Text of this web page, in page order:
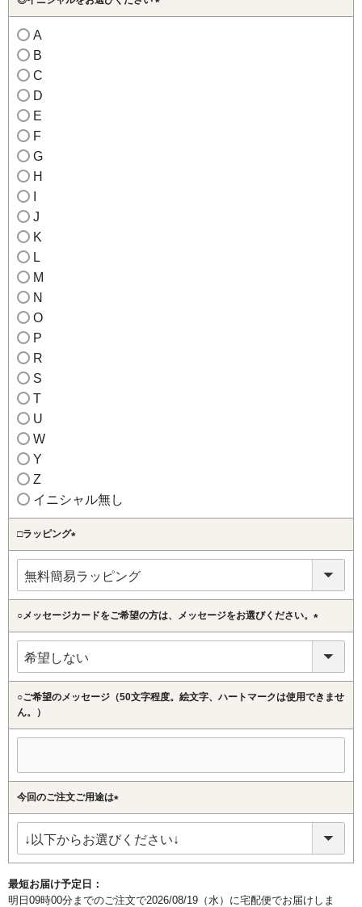
(必
A
B
C
D
E
F
G
H
J
K
L
M
N
O
P
R
S
T
U
W
Y
Z
イニシャル無し
□ラッピング
(必
須)
○メッセージカードをご希望の方は、メッセージをお選びください。
(必
○ご希望のメッセージ（50文字程度。絵文字、ハートマークは使用できませ
ん。）
今回のご注文ご用途は
(必
最短お届け予定日：
明日09時00分 までのご注文で2026/08/19（水） に宅配便でお届けしま